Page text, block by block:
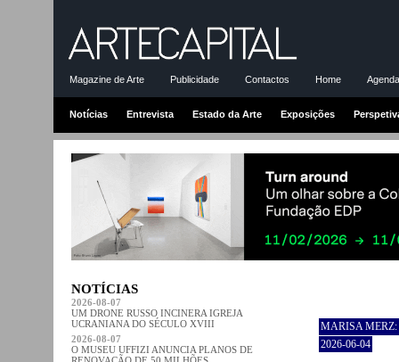
Magazine de Arte Publicidade Contactos Home
Notícias Entrevista Estado da Arte Exposições
NOTÍCIAS
2026-08-07
UM DRONE RUSSO INCINERA IGREJA
UCRANIANA DO SÉCULO XVIII
2026-08-07
O MUSEU UFFIZI ANUNCIA PLANOS DE
MARISA
2026-06-04